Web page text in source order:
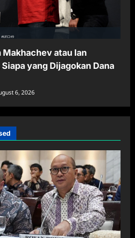
Makhachev atau Ian
yang Dijagokan Dana
6, 2026